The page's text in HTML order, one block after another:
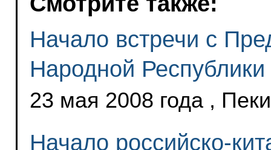
Начало встречи с
Народной
23 мая 2008 года ,
Начало российско-